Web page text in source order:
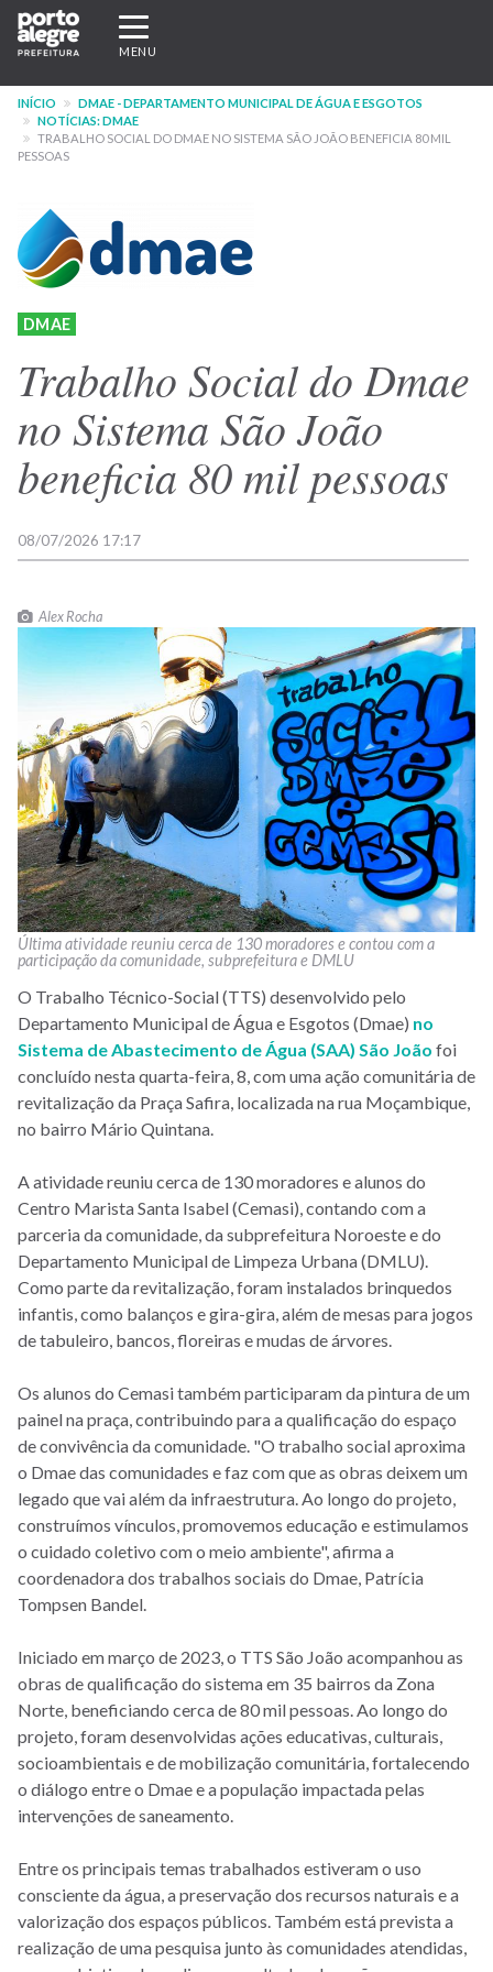
Pular
para
conteúdo
principal
Expandir/recolher
navegação
MENU
INÍCIO
DMAE - DEPARTAMENTO MUNICIPAL DE ÁGUA E ESGOTOS
NOTÍCIAS: DMAE
TRABALHO SOCIAL DO DMAE NO SISTEMA SÃO JOÃO BENEFICIA 80 MIL
PESSOAS
DMAE
Trabalho Social do Dmae
no Sistema São João
beneficia 80 mil pessoas
08/07/2026 17:17
Alex Rocha
Última atividade reuniu cerca de 130 moradores e contou com a
participação da comunidade, subprefeitura e DMLU
O Trabalho Técnico-Social (TTS) desenvolvido pelo
Departamento Municipal de Água e Esgotos (Dmae) no
Sistema de Abastecimento de Água (SAA) São João foi
concluído nesta quarta-feira, 8, com uma ação comunitária de
revitalização da Praça Safira, localizada na rua Moçambique,
no bairro Mário Quintana.
A atividade reuniu cerca de 130 moradores e alunos do
Centro Marista Santa Isabel (Cemasi), contando com a
parceria da comunidade, da subprefeitura Noroeste e do
Departamento Municipal de Limpeza Urbana (DMLU).
Como parte da revitalização, foram instalados brinquedos
infantis, como balanços e gira-gira, além de mesas para jogos
de tabuleiro, bancos, floreiras e mudas de árvores.
Os alunos do Cemasi também participaram da pintura de um
painel na praça, contribuindo para a qualificação do espaço
de convivência da comunidade. "O trabalho social aproxima
o Dmae das comunidades e faz com que as obras deixem um
legado que vai além da infraestrutura. Ao longo do projeto,
construímos vínculos, promovemos educação e estimulamos
o cuidado coletivo com o meio ambiente", afirma a
coordenadora dos trabalhos sociais do Dmae, Patrícia
Tompsen Bandel.
Iniciado em março de 2023, o TTS São João acompanhou as
obras de qualificação do sistema em 35 bairros da Zona
Norte, beneficiando cerca de 80 mil pessoas. Ao longo do
projeto, foram desenvolvidas ações educativas, culturais,
socioambientais e de mobilização comunitária, fortalecendo
o diálogo entre o Dmae e a população impactada pelas
intervenções de saneamento.
Entre os principais temas trabalhados estiveram o uso
consciente da água, a preservação dos recursos naturais e a
valorização dos espaços públicos. Também está prevista a
realização de uma pesquisa junto às comunidades atendidas,